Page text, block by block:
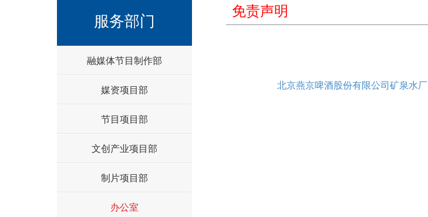
服务部门
融媒体节目制作部
媒资项目部
节目项目部
文创产业项目部
制片项目部
办公室
免责声明
北京燕京啤酒股份有限公司矿泉水厂